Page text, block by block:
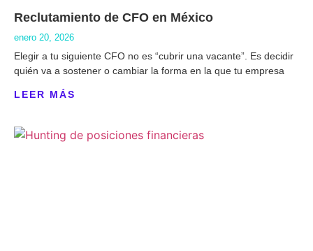
Reclutamiento de CFO en México
enero 20, 2026
Elegir a tu siguiente CFO no es “cubrir una vacante”. Es decidir
quién va a sostener o cambiar la forma en la que tu empresa
LEER MÁS